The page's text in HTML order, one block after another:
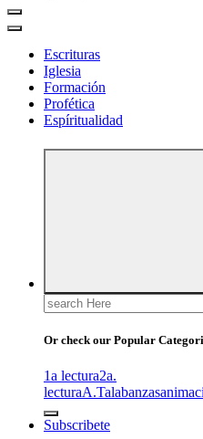
Escrituras
Iglesia
Formación
Profética
Espíritualidad
Search
for:
Or check our Popular
1a lectura2a.
lecturaA.Talabanzas
Subscribete